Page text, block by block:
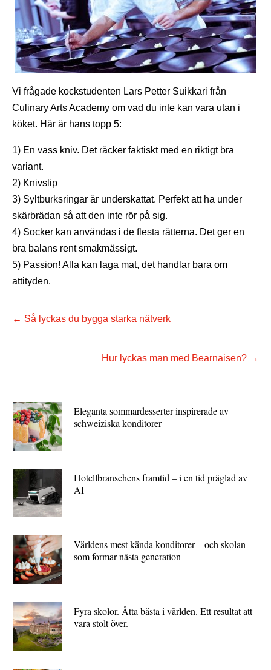
Vi frågade kockstudenten Lars Petter Suikkari från
Culinary Arts Academy om vad du inte kan vara utan i
köket. Här är hans topp 5:
1) En vass kniv. Det räcker faktiskt med en riktigt bra
variant.
2) Knivslip
3) Syltburksringar är underskattat. Perfekt att ha under
skärbrädan så att den inte rör på sig.
4) Socker kan användas i de flesta rätterna. Det ger en
bra balans rent smakmässigt.
5) Passion! Alla kan laga mat, det handlar bara om
attityden.
← Så lyckas du bygga starka nätverk
Hur lyckas man med Bearnaisen? →
Eleganta sommardesserter inspirerade av
schweiziska konditorer
Hotellbranschens framtid – i en tid präglad av
AI
Världens mest kända konditorer – och skolan
som formar nästa generation
Fyra skolor. Åtta bästa i världen. Ett resultat att
vara stolt över.